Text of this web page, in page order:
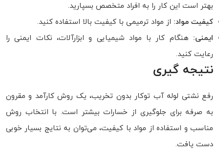
بهتر است این کار را به افراد متخصص بسپارید.
کیفیت مواد: از مواد ترمیمی با کیفیت بالا استفاده کنید.
ایمنی: هنگام کار با مواد شیمیایی و ابزارآلات، نکات ایمنی را
رعایت کنید.
نتیجه گیری
رفع نشتی لوله آب توکار بدون تخریب، یک روش کارآمد و مقرون
به صرفه برای جلوگیری از خسارات بیشتر است. با انتخاب روش
مناسب و استفاده از مواد با کیفیت، می‌توان به نتایج بسیار خوبی
دست یافت.